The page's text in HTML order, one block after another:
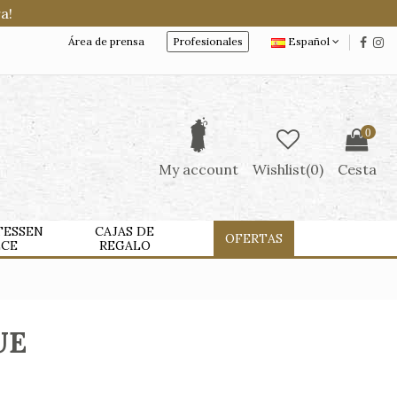
Área de prensa Profesionales Español
My account Wishlist(0)
0
Cesta
CAJAS DE
REGALO
OFERTAS